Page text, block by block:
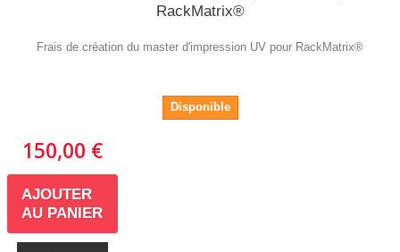
RackMatrix®
Frais de création du master d'impression UV pour RackMatrix®
Disponible
150,00 €
AJOUTER
AU PANIER